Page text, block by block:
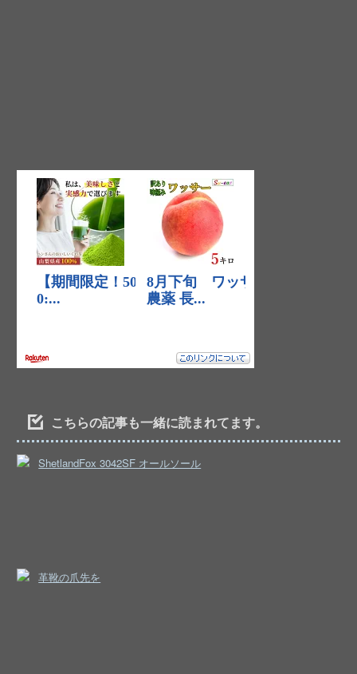
こちらの記事も一緒に読まれてます。
ShetlandFox 3042SF オールソール
革靴の爪先を